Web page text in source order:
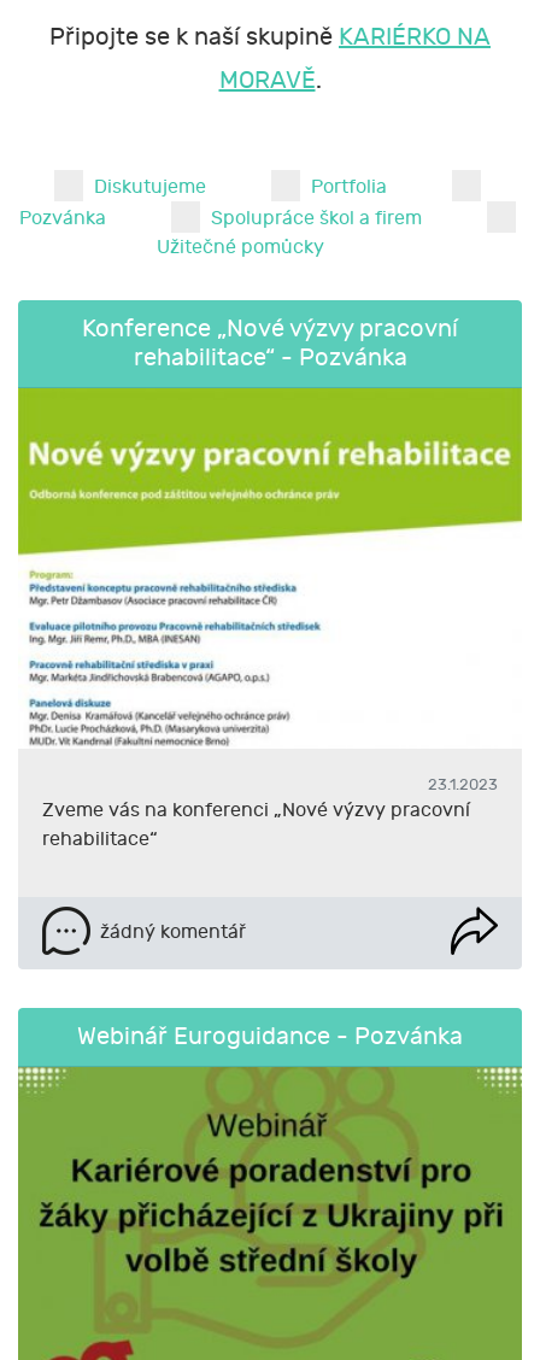
Připojte se k naší skupině KARIÉRKO NA
MORAVĚ.
Diskutujeme
Portfolia
Pozvánka
Spolupráce škol a firem
Užitečné pomůcky
Konference „Nové výzvy pracovní
rehabilitace“ - Pozvánka
23.1.2023
Zveme vás na konferenci „Nové výzvy pracovní
rehabilitace“
žádný komentář
Webinář Euroguidance - Pozvánka